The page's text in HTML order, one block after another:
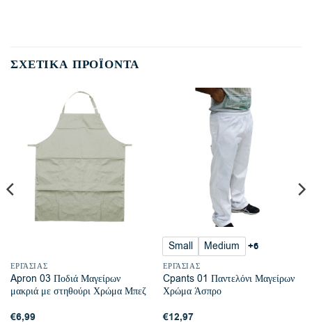
ΣΧΕΤΙΚΆ ΠΡΟΪΌΝΤΑ
ΕΡΓΑΣΊΑΣ
Apron 03 Ποδιά Μαγείρων
μακριά με στηθούρι Χρώμα Μπεζ
€6,99
Small Medium +6
ΕΡΓΑΣΊΑΣ
Cpants 01 Παντελόνι Μαγείρων
Χρώμα Άσπρο
€12,97